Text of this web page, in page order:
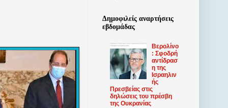
Δημοφιλείς αναρτήσεις
εβδομάδας
Βερολίνο
: Σφοδρή
αντίδρασ
η της
Ισραηλιν
ής
Πρεσβείας στις
δηλώσεις του πρέσβη
της Ουκρανίας